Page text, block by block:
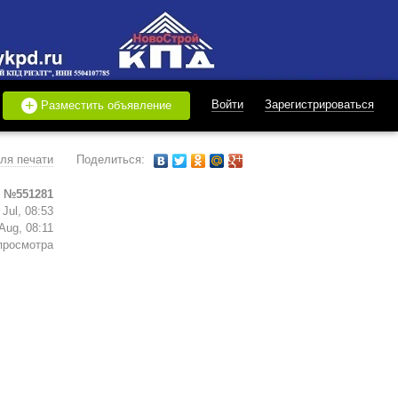
+ Разместить объявление Войти Зарегистрироваться
печати Поделиться:
№551281
08:53
08:11